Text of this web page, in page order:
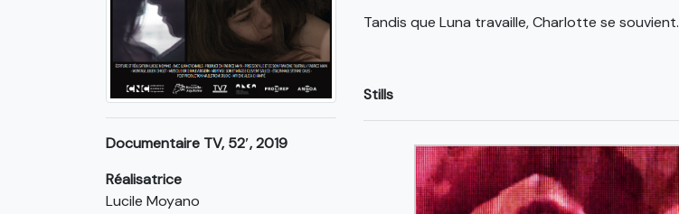
Documentaire TV, 52′, 2019
Réalisatrice
Lucile Moyano
Tandis que Luna travaille, Charlotte se souvient.
Stills